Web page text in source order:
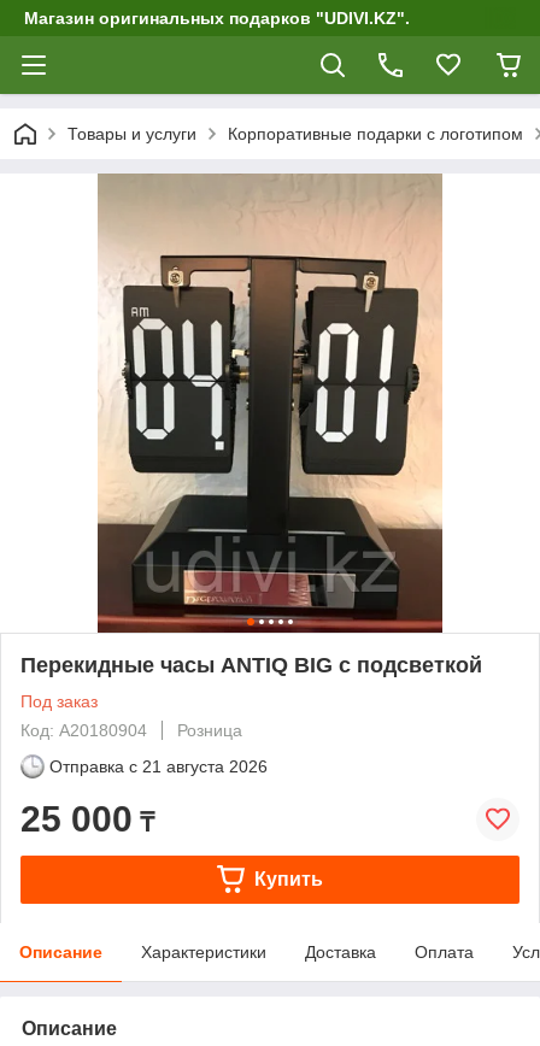
Магазин оригинальных подарков "UDIVI.KZ".
Товары и услуги Корпоративные подарки c логотипом
Перекидные часы ANTIQ BIG с подсветкой
Под заказ
Код: A20180904
Розница
Отправка с 21 августа 2026
25 000 ₸
Купить
Описание Характеристики Доставка Оплата
Описание